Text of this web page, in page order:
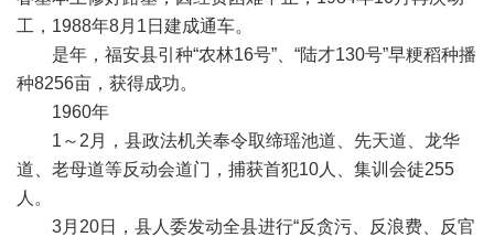
工，1988年8月1日建成通车。
是年，福安县引种“农林16号”、“陆才130号”早粳稻种播
种8256亩，获得成功。
1960年
1～2月，县政法机关奉令取缔瑶池道、先天道、龙华
道、老母道等反动会道门，捕获首犯10人、集训会徒255
人。
3月20日，县人委发动全县进行“反贪污、反浪费、反官